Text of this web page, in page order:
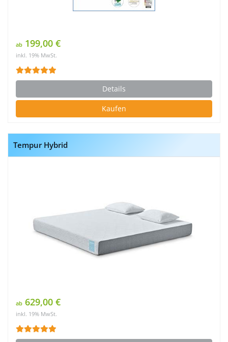
ab 199,00 €
inkl. 19% MwSt.
Details
Kaufen
Tempur Hybrid
ab 629,00 €
inkl. 19% MwSt.